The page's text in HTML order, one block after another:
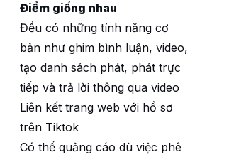
Điểm giống nhau
Đều có những tính năng cơ
bản như ghim bình luận, video,
tạo danh sách phát, phát trực
tiếp và trả lời thông qua video
Liên kết trang web với hồ sơ
trên Tiktok
Có thể quảng cáo dù việc phê